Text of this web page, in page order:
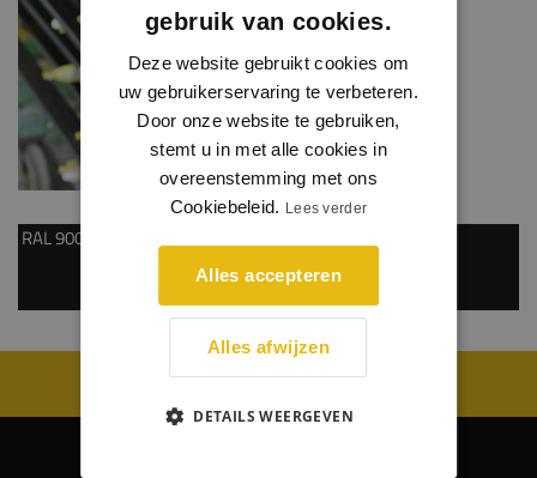
RAL 9005
WIJ WORDEN BEOORDEELD MET EEN 8.8
gebruik van cookies.
Deze website gebruikt cookies om
uw gebruikerservaring te verbeteren.
Door onze website te gebruiken,
stemt u in met alle cookies in
overeenstemming met ons
Cookiebeleid. Lees verder
Alles accepteren
Alles afwijzen
DETAILS WEERGEVEN